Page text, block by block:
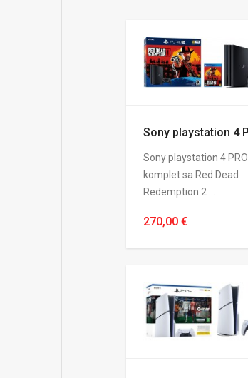
Sony playstation 4 PRO
komplet sa Red Dead
Redemption 2 ...
270,00 €